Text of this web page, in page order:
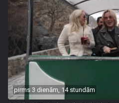
pirms 3 dienām, 14 stundām